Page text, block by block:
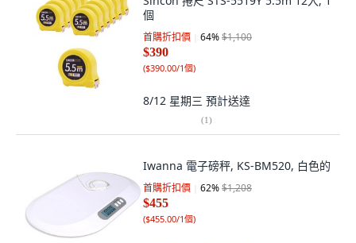
個
首購折扣價 64%$1,100
$390
($390.00/1個)
8/12 星期三 預計送達
(1)
Iwanna 電子磅秤, KS-BM520, 白色的
首購折扣價 62%$1,208
$455
($455.00/1個)